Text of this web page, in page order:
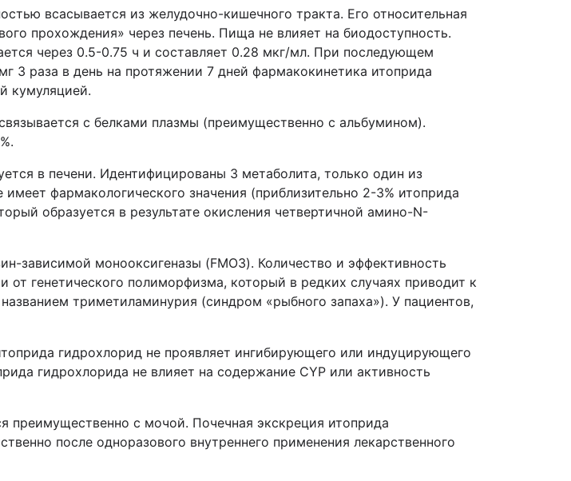
всасывается из желудочно-кишечного тракта. Его относительная
прохождения» через печень. Пища не влияет на биодоступность.
через 0.5-0.75 ч и составляет 0.28 мкг/мл. При последующем
3 раза в день на протяжении 7 дней фармакокинетика итоприда
кумуляцией.
с белками плазмы (преимущественно с альбумином).
в печени. Идентифицированы 3 метаболита, только один из
фармакологического значения (приблизительно 2-3% итоприда
образуется в результате окисления четвертичной амино-N-
зависимой монооксигеназы (FMO3). Количество и эффективность
от генетического полиморфизма, который в редких случаях приводит к
триметиламинурия (синдром «рыбного запаха»). У пациентов,
гидрохлорид не проявляет ингибирующего или индуцирующего
гидрохлорида не влияет на содержание CYP или активность
преимущественно с мочой. Почечная экскреция итоприда
после одноразового внутреннего применения лекарственного